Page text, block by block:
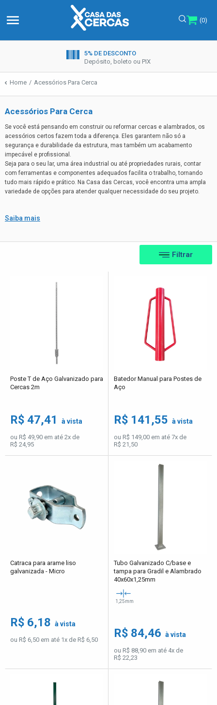
menu (0)
5% DE DESCONTO
Depósito, boleto ou PIX
Home Acessórios Para Cerca
Acessórios Para Cerca
Se você está pensando em construir ou reformar cercas e alambrados, os
acessórios certos fazem toda a diferença. Eles garantem não só a
segurança e durabilidade da estrutura, mas também um acabamento
impecável e profissional.
Seja para o seu lar, uma área industrial ou até propriedades rurais, contar
com ferramentas e componentes adequados facilita o trabalho, tornando
tudo mais rápido e prático. Na Casa das Cercas, você encontra uma ampla
variedade de opções para atender qualquer necessidade do seu projeto.
Saiba mais
Filtrar
Poste T de Aço Galvanizado para
Cercas 2m
R$ 47,41 à vista
ou R$ 49,90 em até 2x de
R$ 24,95
Batedor Manual para Postes de
Aço
R$ 141,55 à vista
ou R$ 149,00 em até 7x de
R$ 21,50
Catraca para arame liso
galvanizada - Micro
R$ 6,18 à vista
ou R$ 6,50 em até 1x de R$ 6,50
Tubo Galvanizado C/base e
tampa para Gradil e Alambrado
40x60x1,25mm
1,25mm
R$ 84,46 à vista
ou R$ 88,90 em até 4x de
R$ 22,23